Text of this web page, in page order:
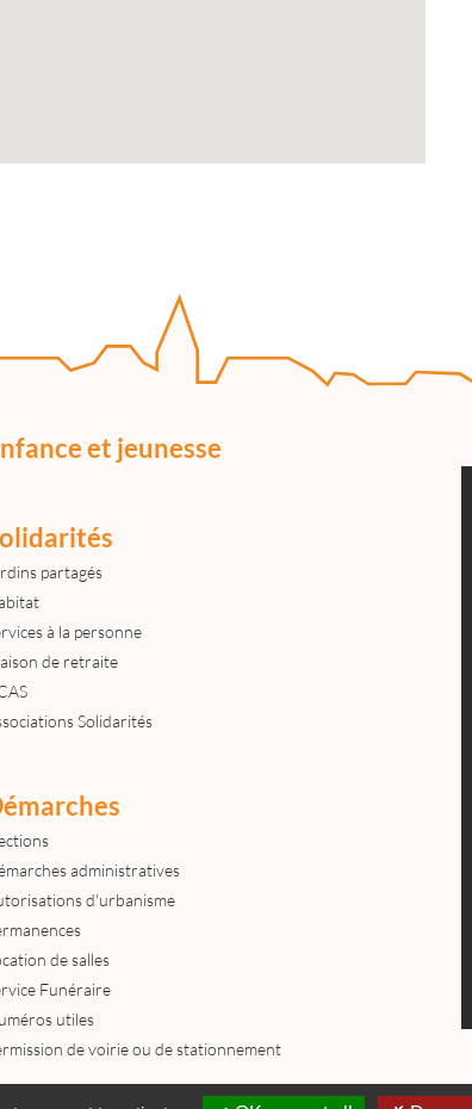
et jeunesse
partagés
à la personne
de retraite
Solidarités
administratives
d'urbanisme
de salles
Funéraire
utiles
de voirie ou de stationnement
© tous droits réservés Mairie de